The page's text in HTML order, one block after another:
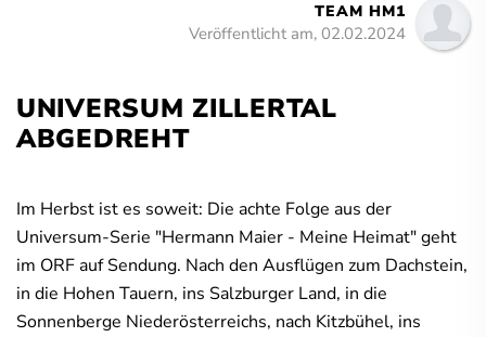
TEAM HM1
Veröffentlicht am, 02.02.2024
UNIVERSUM ZILLERTAL
ABGEDREHT
Im Herbst ist es soweit: Die achte Folge aus der
Universum-Serie "Hermann Maier - Meine Heimat" geht
im ORF auf Sendung. Nach den Ausflügen zum Dachstein,
in die Hohen Tauern, ins Salzburger Land, in die
Sonnenberge Niederösterreichs, nach Kitzbühel, ins